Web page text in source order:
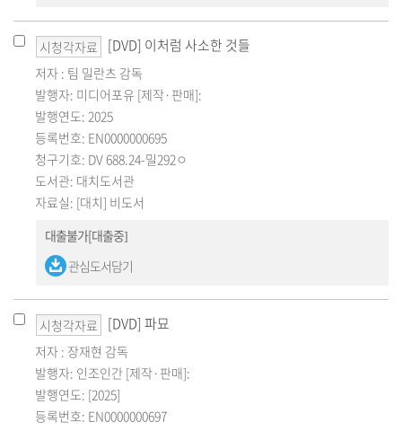
시청각자료 [DVD] 이처럼 사소한 것들
저자 : 팀 밀란츠 감독
발행자: 미디어포유 [제작·판매]:
발행연도: 2025
등록번호: EN0000000695
청구기호: DV 688.24-밀292ㅇ
도서관: 대치도서관
자료실: [대치] 비도서
대출불가[대출중]
관심도서담기
시청각자료 [DVD] 파묘
저자 : 장재현 감독
발행자: 인조인간 [제작·판매]:
발행연도: [2025]
등록번호: EN0000000697